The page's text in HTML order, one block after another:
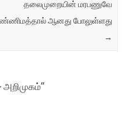
தலைமுறையின் மரபணுவே
ஆனது போலுள்ளது
→
”